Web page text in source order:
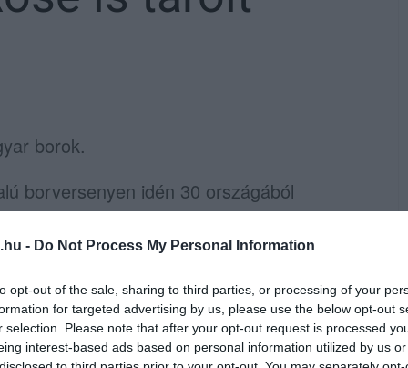
- Do Not Process My Personal Information
opt-out of the sale, sharing to third parties, or processing of your
for targeted advertising by us, please use the below opt-out
selection. Please note that after your opt-out request is processed
interest-based ads based on personal information utilized by us
borok.
borversenyen idén 30 országából
kerültek ki a legjobbak. A három napig
arany és ezüst minősítéseket
Ostoros Családi Pincészet szerzett,